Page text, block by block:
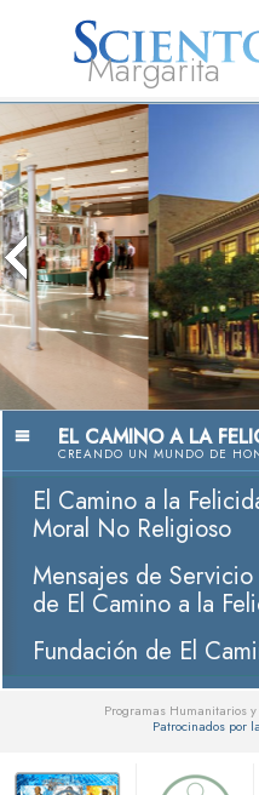
Margarita
Hubbard
¿Qué es
Scientology?
EL CAMINO A LA
CREANDO UN MUNDO DE
El Camino a la
Moral No Religioso
Mensajes de
de El Camino a la
Fundación de El
Programas Humanitarios
Patrocinados por